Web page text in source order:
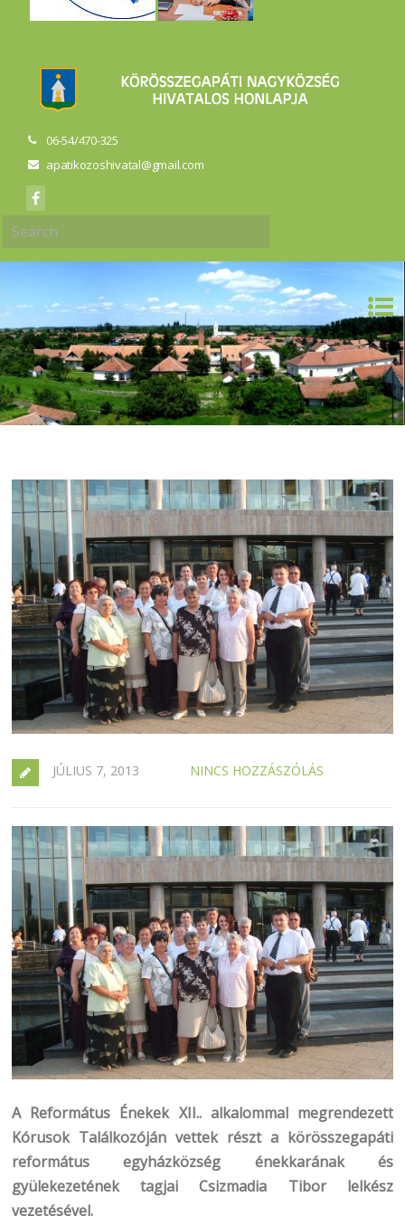
06-54/470-325
apatikozoshivatal@gmail.com
JÚLIUS 7, 2013 NINCS HOZZÁSZÓLÁS
A Református Énekek XII.. alkalommal megrendezett
Kórusok Találkozóján vettek részt a körösszegapáti
református egyházközség énekkarának és
gyülekezetének tagjai Csizmadia Tibor lelkész
vezetésével.